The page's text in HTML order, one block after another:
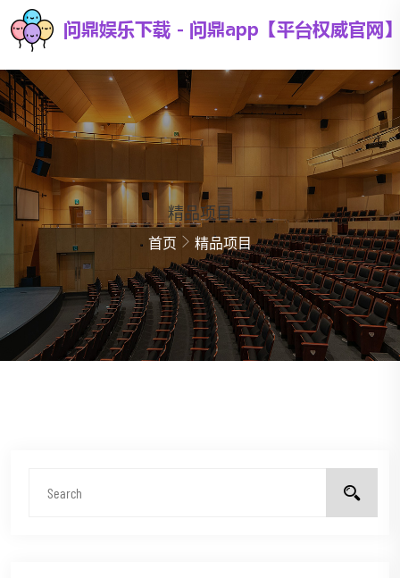
精品项目
首页 精品项目